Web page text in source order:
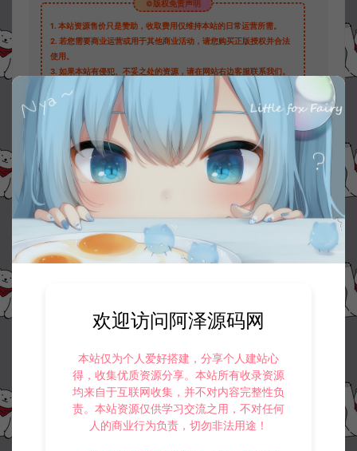
©版权免责声明
1. 本站资源售价只是赞助，收取费用仅维持本站的日常运营所需。
2. 若您需要商业运营或用于其他商业活动，请您购买正版授权并合法
使用。
3. 如果本站有侵犯、不妥之处的资源，请在网站右边客服联系我们。
将会第一时间解决！
4.
本站提供的所有资源仅供参考学习使用，不存在任何商业目的与商
业用途，请大家不要用于商用！
侵权联系邮箱：32838727@qq.com
阿泽源码网 教程补丁
新斗罗大陆手游开启/关闭内充教程
https://www.lyzwlkj.vip/290/hybk/jcbd/
复
上一篇：
已经没有上一篇了!
下一篇：
欢迎访问阿泽源码网
本站仅为个人爱好搭建，分享个人建站心
得，收集优质资源分享。本站所有收录资源
均来自于互联网收集，并不对内容完整性负
责。本站资源仅供学习交流之用，不对任何
人的商业行为负责，切勿非法用途！